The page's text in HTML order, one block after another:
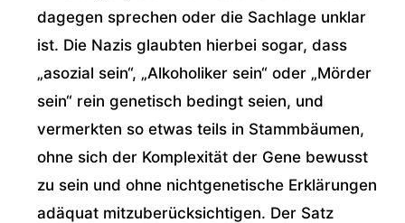
dagegen sprechen oder die Sachlage unklar
ist. Die Nazis glaubten hierbei sogar, dass
„asozial sein“, „Alkoholiker sein“ oder „Mörder
sein“ rein genetisch bedingt seien, und
vermerkten so etwas teils in Stammbäumen,
ohne sich der Komplexität der Gene bewusst
zu sein und ohne nichtgenetische Erklärungen
adäquat mitzuberücksichtigen. Der Satz